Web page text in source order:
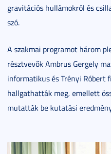
gravitációs hullámokról és
szó.
A szakmai programot három
résztvevők Ambrus Gergely
informatikus és Trényi Róbert
hallgathatták meg, emellett
mutatták be kutatási